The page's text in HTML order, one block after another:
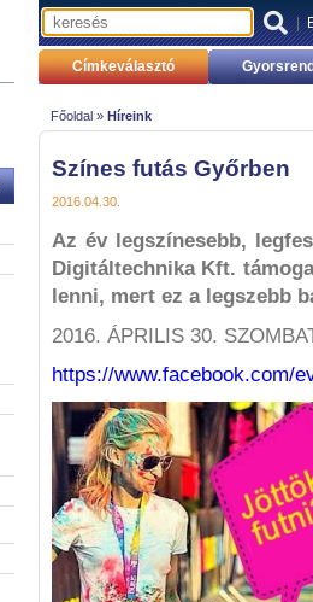
|
Címkeválasztó
Főoldal » Híreink
Színes futás Győrben
2016.04.30.
Az év legszínesebb,
Digitáltechnika Kft.
lenni, mert ez a legszebb
2016. ÁPRILIS 30.
https://www.facebook.com/